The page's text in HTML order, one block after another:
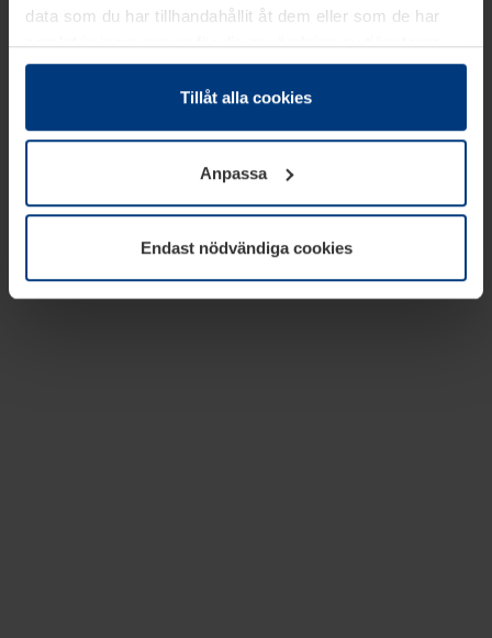
data som du har tillhandahållit åt dem eller som de har
samlat in inom ramen för din användning av tjänsterna.
Juridiskt kan vi lagra kakor på din enhet, om de är
absolut nödvändiga för driften av den här webbplatsen.
godkännande kan du när som helst ändra eller återkalla i
informationen om kakor underDataskyddsförklaring
vår webbplats.
Tillåt alla cookies
Anpassa
Endast nödvändiga cookies